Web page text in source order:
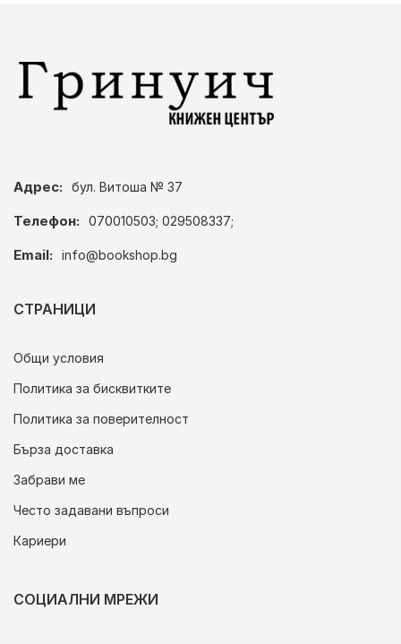
Адрес: бул. Витоша № 37
Телефон: 070010503; 029508337;
Email: info@bookshop.bg
СТРАНИЦИ
Общи условия
Политика за бисквитките
Политика за поверителност
Бърза доставка
Забрави ме
Често задавани въпроси
Кариери
СОЦИАЛНИ МРЕЖИ